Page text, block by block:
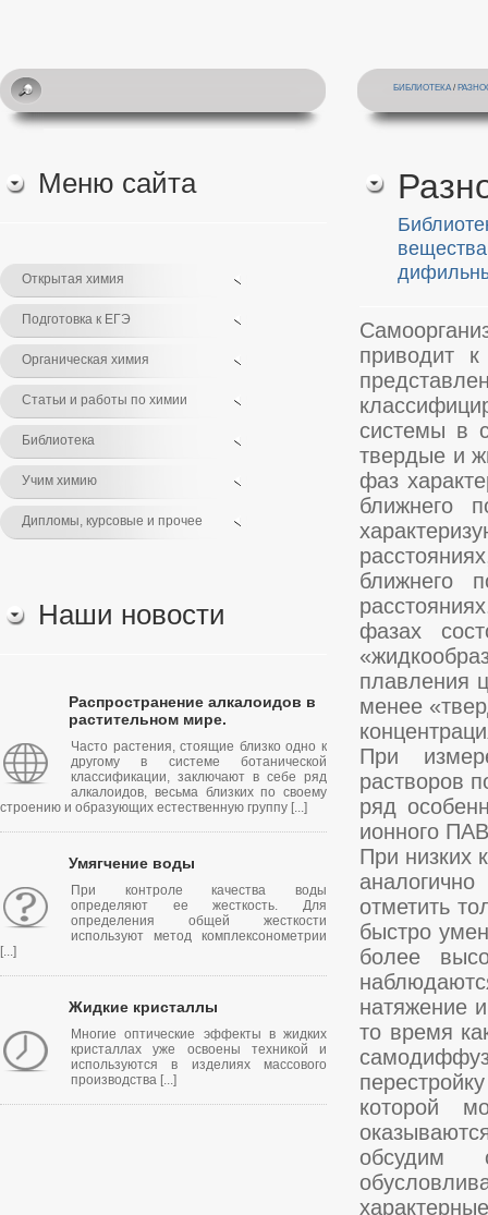
БИБЛИОТЕКА/
Меню сайта
Открытая химия
Подготовка к ЕГЭ
Органическая химия
Статьи и работы по химии
Библиотека
Учим химию
Дипломы, курсовые и прочее
Наши новости
Распространение алкалоидов в
растительном мире.
Часто растения, стоящие близко одно к
другому в системе ботанической
классификации, заключают в себе ряд
алкалоидов, весьма близких по своему
строению и образующих естественную группу [...]
Умягчение воды
При контроле качества воды
определяют ее жесткость. Для
определения общей жесткости
используют метод комплексонометрии
[...]
Жидкие кристаллы
Многие оптические эффекты в жидких
кристаллах уже освоены техникой и
используются в изделиях массового
производства [...]
приводит
системы в
твердые и
фаз
ближнего
ближнего
фазах
плавления
менее
При
растворов
ряд
ионного
При низких
отметить
быстро
более
натяжение
то время
которой
обсудим